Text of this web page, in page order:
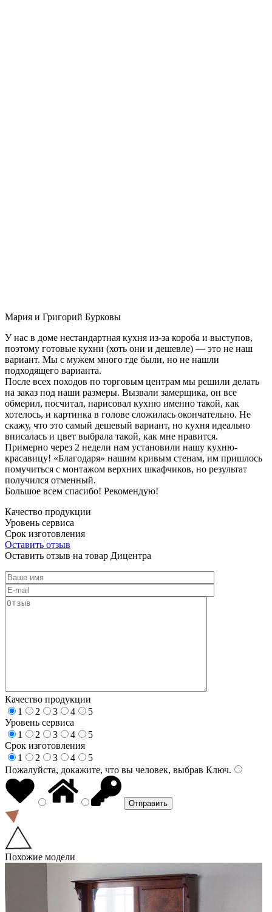
Мария и Григорий Бурковы
У нас в доме нестандартная кухня из-за короба и выступов,
поэтому готовые кухни (хоть они и дешевле) — это не наш
вариант. Мы с мужем много где были, но не нашли
подходящего варианта.
После всех походов по торговым центрам мы решили делать
на заказ под наши размеры. Вызвали замерщика, он все
обмерил, посчитал, нарисовал кухню именно такой, как
хотелось, и картинка в голове сложилась окончательно. Не
скажу, что это самый дешевый вариант, но кухня идеально
вписалась и цвет выбрала такой, как мне нравится.
Примерно через 2 недели нам установили нашу кухню-
красавицу! «Благодаря» нашим кривым стенам, им пришлось
помучиться с монтажом верхних шкафчиков, но результат
получился отменный.
Большое всем спасибо! Рекомендую!
Качество продукции
Уровень сервиса
Срок изготовления
Оставить отзыв
Оставить отзыв на товар Дицентра
Качество продукции
1
2 3 4
5
Уровень сервиса
1
2 3 4
5
Срок изготовления
1
2 3 4
5
Пожалуйста, докажите, что вы человек, выбрав Ключ.
Похожие модели